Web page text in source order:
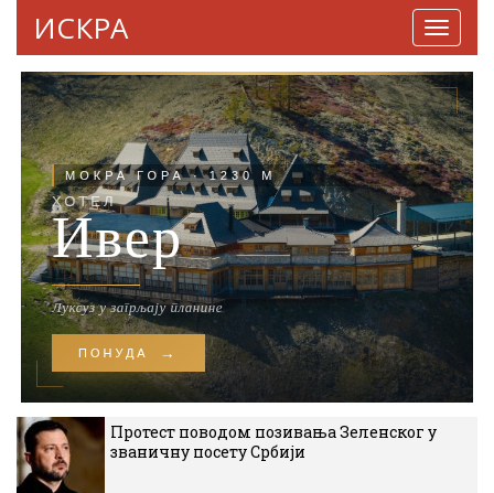
ИСКРА
Протест поводом позивања Зеленског у
званичну посету Србији